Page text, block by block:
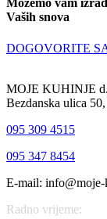
Možemo vam
Vaših snova
DOGOVORITE
MOJE KUHINJE
Bezdanska ulica
095 309 4515
095 347 8454
E-mail:
Radno vrijeme: